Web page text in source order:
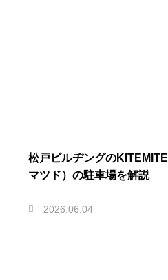
松戸ビルヂングの
マツド）の駐車場を解説
2026.06.04